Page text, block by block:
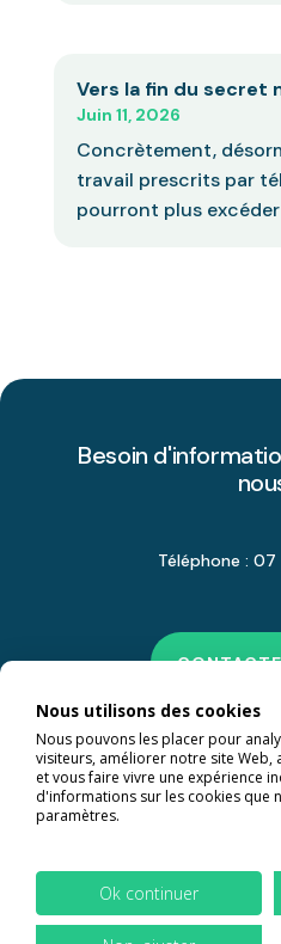
Vers la fin du secret
Juin 11, 2026
Concrètement,
travail prescrits par
pourront plus
Besoin
Téléphone :
Nous utilisons des cookies
Nous pouvons les placer pour
visiteurs, améliorer notre site Web,
et vous faire vivre une expérience
d'informations sur les cookies que
paramètres.
Ok continuer